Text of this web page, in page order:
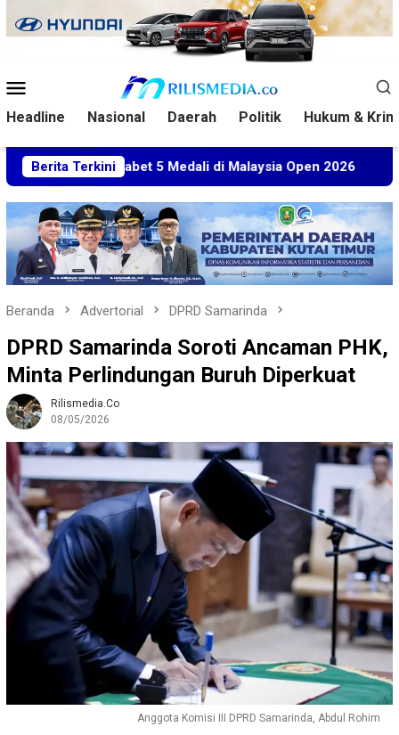
ke
Mobile
Headline Nasional Daerah Politik Hukum &
Berita Terkini
Sabet 5 Medali di Malaysia Open 2026 Kuasa
Beranda Advertorial DPRD Samarinda
DPRD Samarinda Soroti Ancaman PHK,
Minta Perlindungan Buruh Diperkuat
Rilismedia.co
08/05/2026
Anggota Komisi III DPRD Samarinda, Abdul Rohim